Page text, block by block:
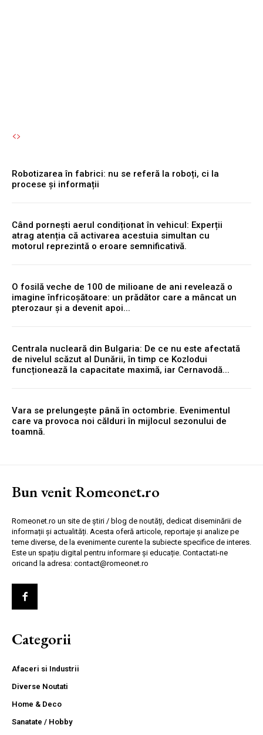
Robotizarea în fabrici: nu se referă la roboți, ci la
procese și informații
Când pornești aerul condiționat în vehicul: Experții
atrag atenția că activarea acestuia simultan cu
motorul reprezintă o eroare semnificativă.
O fosilă veche de 100 de milioane de ani revelează o
imagine înfricoșătoare: un prădător care a mâncat un
pterozaur și a devenit apoi...
Centrala nucleară din Bulgaria: De ce nu este afectată
de nivelul scăzut al Dunării, în timp ce Kozlodui
funcționează la capacitate maximă, iar Cernavodă...
Vara se prelungește până în octombrie. Evenimentul
care va provoca noi călduri în mijlocul sezonului de
toamnă.
Bun venit Romeonet.ro
Romeonet.ro un site de știri / blog de noutăți, dedicat diseminării de
informații și actualități. Acesta oferă articole, reportaje și analize pe
teme diverse, de la evenimente curente la subiecte specifice de interes.
Este un spațiu digital pentru informare și educație. Contactati-ne
oricand la adresa: contact@romeonet.ro
Categorii
Afaceri si Industrii
Diverse Noutati
Home & Deco
Sanatate / Hobby